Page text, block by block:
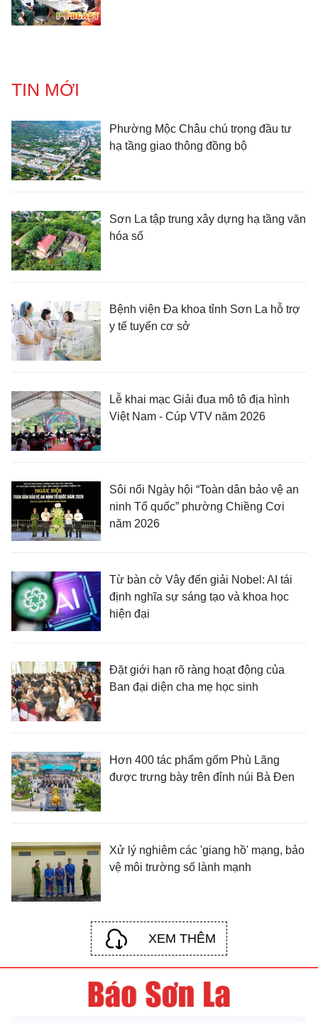
TIN MỚI
Phường Mộc Châu chú trọng đầu tư
hạ tầng giao thông đồng bộ
Sơn La tập trung xây dựng hạ tầng văn
hóa số
Bệnh viện Đa khoa tỉnh Sơn La hỗ trợ
y tế tuyến cơ sở
Lễ khai mạc Giải đua mô tô địa hình
Việt Nam - Cúp VTV năm 2026
Sôi nổi Ngày hội “Toàn dân bảo vệ an
ninh Tổ quốc” phường Chiềng Cơi
năm 2026
Từ bàn cờ Vây đến giải Nobel: AI tái
định nghĩa sự sáng tạo và khoa học
hiện đại
Đặt giới hạn rõ ràng hoạt động của
Ban đại diện cha mẹ học sinh
Hơn 400 tác phẩm gốm Phù Lãng
được trưng bày trên đỉnh núi Bà Đen
Xử lý nghiêm các 'giang hồ' mạng, bảo
vệ môi trường số lành mạnh
XEM THÊM